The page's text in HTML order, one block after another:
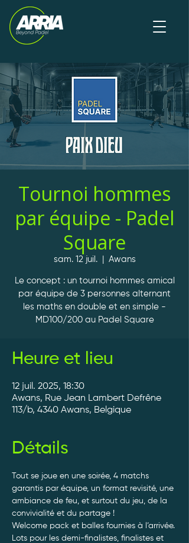
Tournoi hommes
par équipe - Padel
Square
sam. 12 juil.
  |
Awans
Le concept : un tournoi hommes amical
par équipe de 3 personnes alternant
les maths en double et en simple -
MD100/200 au Padel Square
Heure et lieu
12 juil. 2025, 18:30
Awans, Rue Jean Lambert Defrêne
113/b, 4340 Awans, Belgique
Détails
Tout se joue en une soirée, 4 matchs
garantis par équipe, un format revisité, une
ambiance de feu, et surtout du jeu, de la
convivialité et du partage !
Welcome pack et balles fournies à l’arrivée.
Lots pour les demi-finalistes, finalistes et